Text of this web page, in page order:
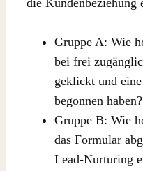
Gruppe A: Wie
bei frei
geklickt und
begonnen haben?
Gruppe B: Wie
das Formular
Lead-Nurturing